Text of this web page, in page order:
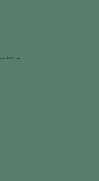
с 1950 года.